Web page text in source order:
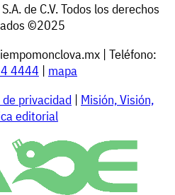
de C.V. Todos los derechos
©2025
| Teléfono:
4444 | mapa
privacidad | Misión, Visión,
editorial